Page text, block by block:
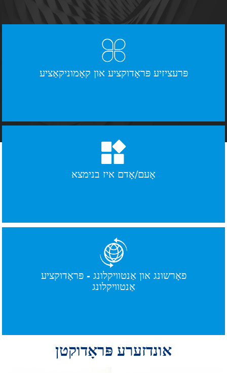
פּרעציזיע פּראָדוקציע און קאָמוניקאַציע
אָעם/אָדם איז בנימצא
פאָרשונג און אַנטוויקלונג - פּראָדוקציע
אַנטוויקלונג
אונדזערע פּראָדוקטן